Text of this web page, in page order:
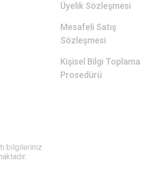
Üyelik Sözleşmesi
Mesafeli Satış
Sözleşmesi
Kişisel Bilgi Toplama
Prosedürü
bilgileriniz